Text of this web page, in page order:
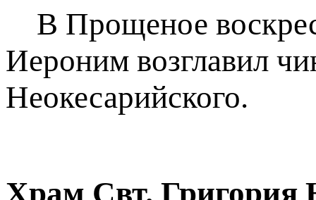
В Прощеное
Иероним возглавил
Неокесарийского.